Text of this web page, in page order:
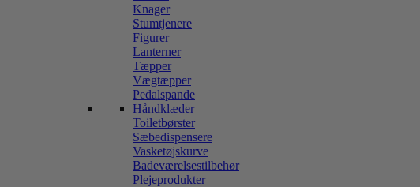
Knager
Stumtjenere
Figurer
Lanterner
Tæpper
Vægtæpper
Pedalspande
Håndklæder
Toiletbørster
Sæbedispensere
Vasketøjskurve
Badeværelsestilbehør
Plejeprodukter